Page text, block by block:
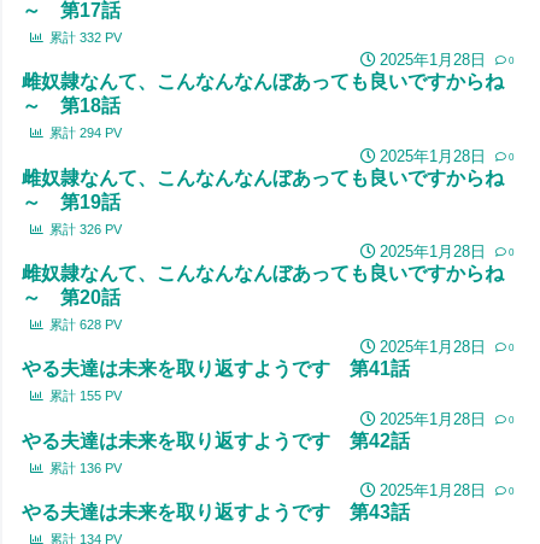
～ 第17話
累計 332 PV
2025年1月28日 0
雌奴隷なんて、こんなんなんぼあっても良いですからね
～ 第18話
累計 294 PV
2025年1月28日 0
雌奴隷なんて、こんなんなんぼあっても良いですからね
～ 第19話
累計 326 PV
2025年1月28日 0
雌奴隷なんて、こんなんなんぼあっても良いですからね
～ 第20話
累計 628 PV
2025年1月28日 0
やる夫達は未来を取り返すようです 第41話
累計 155 PV
2025年1月28日 0
やる夫達は未来を取り返すようです 第42話
累計 136 PV
2025年1月28日 0
やる夫達は未来を取り返すようです 第43話
累計 134 PV